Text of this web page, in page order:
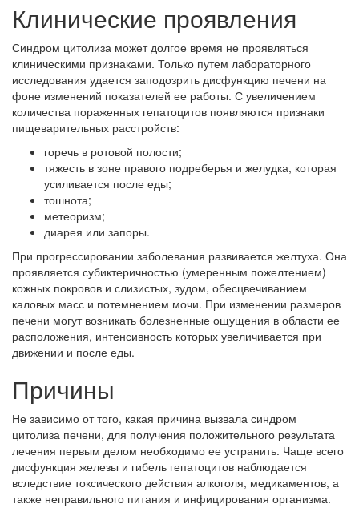
Клинические проявления
Синдром цитолиза может долгое время не проявляться
клиническими признаками. Только путем лабораторного
исследования удается заподозрить дисфункцию печени на
фоне изменений показателей ее работы. С увеличением
количества пораженных гепатоцитов появляются признаки
пищеварительных расстройств:
горечь в ротовой полости;
тяжесть в зоне правого подреберья и желудка, которая
усиливается после еды;
тошнота;
метеоризм;
диарея или запоры.
При прогрессировании заболевания развивается желтуха. Она
проявляется субиктеричностью (умеренным пожелтением)
кожных покровов и слизистых, зудом, обесцвечиванием
каловых масс и потемнением мочи. При изменении размеров
печени могут возникать болезненные ощущения в области ее
расположения, интенсивность которых увеличивается при
движении и после еды.
Причины
Не зависимо от того, какая причина вызвала синдром
цитолиза печени, для получения положительного результата
лечения первым делом необходимо ее устранить. Чаще всего
дисфункция железы и гибель гепатоцитов наблюдается
вследствие токсического действия алкоголя, медикаментов, а
также неправильного питания и инфицирования организма.